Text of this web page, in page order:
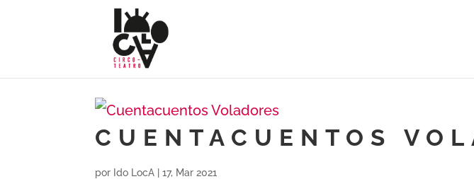
CUENTACUENTOS
por Ido LocA |17, Mar 2021